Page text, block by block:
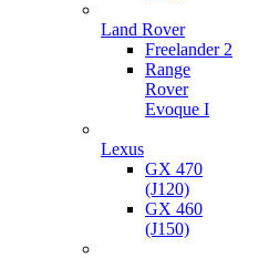
Land Rover
Freelander 2
Range
Rover
Evoque I
Lexus
GX 470
(J120)
GX 460
(J150)